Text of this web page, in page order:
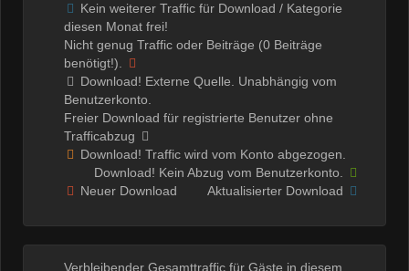
Kein weiterer Traffic für Download / Kategorie
diesen Monat frei!
Nicht genug Traffic oder Beiträge (0 Beiträge
benötigt!).
Download! Externe Quelle. Unabhängig vom
Benutzerkonto.
Freier Download für registrierte Benutzer ohne
Trafficabzug
Download! Traffic wird vom Konto abgezogen.
Download! Kein Abzug vom Benutzerkonto.
Neuer Download
Aktualisierter Download
Verbleibender Gesamttraffic für Gäste in diesem